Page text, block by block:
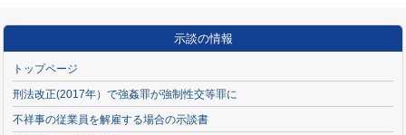
示談の情報
トップページ
刑法改正(2017年）で強姦罪が強制性交等罪に
不祥事の従業員を解雇する場合の示談書